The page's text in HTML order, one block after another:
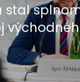
stal